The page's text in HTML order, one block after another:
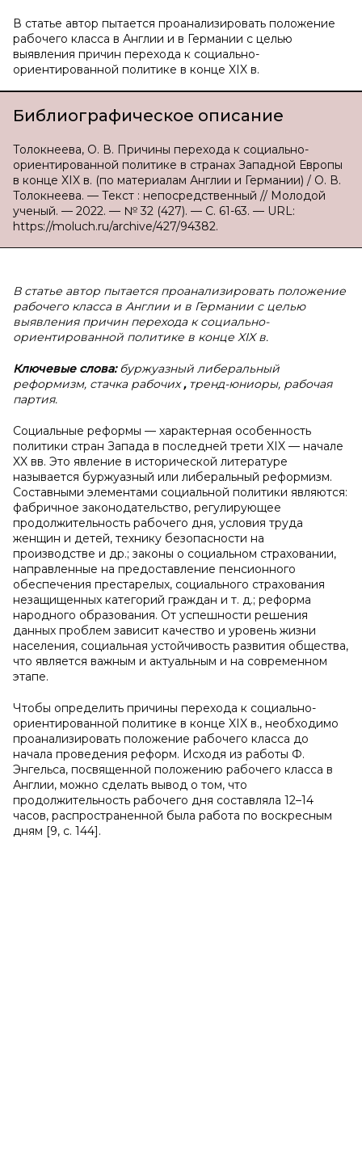
В статье автор пытается проанализировать положение
рабочего класса в Англии и в Германии с целью
выявления причин перехода к социально-
ориентированной политике в конце XIX в.
Библиографическое описание
Толокнеева, О. В. Причины перехода к социально-
ориентированной политике в странах Западной Европы
в конце XIX в. (по материалам Англии и Германии) / О. В.
Толокнеева. — Текст : непосредственный // Молодой
ученый. — 2022. — № 32 (427). — С. 61-63. — URL:
https://moluch.ru/archive/427/94382.
В статье автор пытается проанализировать положение
рабочего класса в Англии и в Германии с целью
выявления причин перехода к социально-
ориентированной политике в конце XIX в.
Ключевые слова:буржуазный либеральный
реформизм, стачка рабочих, тренд-юниоры, рабочая
партия.
Социальные реформы — характерная особенность
политики стран Запада в последней трети XIX — начале
XX вв. Это явление в исторической литературе
называется буржуазный или либеральный реформизм.
Составными элементами социальной политики являются:
фабричное законодательство, регулирующее
продолжительность рабочего дня, условия труда
женщин и детей, технику безопасности на
производстве и др.; законы о социальном страховании,
направленные на предоставление пенсионного
обеспечения престарелых, социального страхования
незащищенных категорий граждан и т. д.; реформа
народного образования. От успешности решения
данных проблем зависит качество и уровень жизни
населения, социальная устойчивость развития общества,
что является важным и актуальным и на современном
этапе.
Чтобы определить причины перехода к социально-
ориентированной политике в конце XIX в., необходимо
проанализировать положение рабочего класса до
начала проведения реформ. Исходя из работы Ф.
Энгельса, посвященной положению рабочего класса в
Англии, можно сделать вывод о том, что
продолжительность рабочего дня составляла 12–14
часов, распространенной была работа по воскресным
дням [9, с. 144].